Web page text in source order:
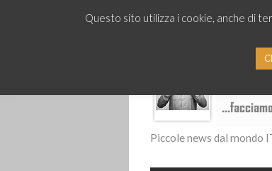
Piccole news dal mondo
Questo sito utilizza i cookie, anche di